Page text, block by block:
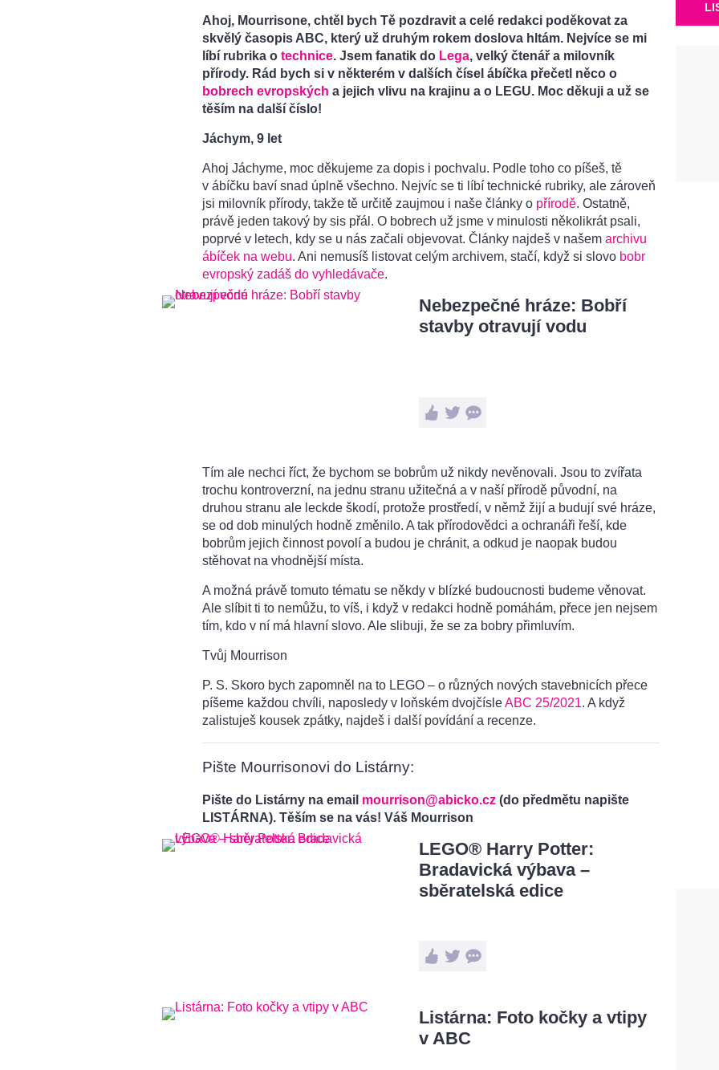
Ahoj, Mourrisone, chtěl bych Tě pozdravit a celé redakci poděkovat za
skvělý časopis ABC, který už druhým rokem doslova hltám. Nejvíce se mi
líbí rubrika o technice. Jsem fanatik do Lega, velký čtenář a milovník
přírody. Rád bych si v některém v dalších čísel ábíčka přečetl něco o
bobrech evropských a jejich vlivu na krajinu a o LEGU. Moc děkuji a už se
těším na další číslo!
Jáchym, 9 let
Ahoj Jáchyme, moc děkujeme za dopis i pochvalu. Podle toho co píšeš, tě
v ábíčku baví snad úplně všechno. Nejvíc se ti líbí technické rubriky, ale zároveň
jsi milovník přírody, takže tě určitě zaujmou i naše články o přírodě. Ostatně,
právě jeden takový by sis přál. O bobrech už jsme v minulosti několikrát psali,
poprvé v letech, kdy se u nás začali objevovat. Články najdeš v našem archivu
ábíček na webu. Ani nemusíš listovat celým archivem, stačí, když si slovo bobr
evropský zadáš do vyhledávače.
Nebezpečné hráze: Bobří
stavby otravují vodu
Tím ale nechci říct, že bychom se bobrům už nikdy nevěnovali. Jsou to zvířata
trochu kontroverzní, na jednu stranu užitečná a v naší přírodě původní, na
druhou stranu ale leckde škodí, protože prostředí, v němž žijí a budují své hráze,
se od dob minulých hodně změnilo. A tak přírodovědci a ochranáři řeší, kde
bobrům jejich činnost povolí a budou je chránit, a odkud je naopak budou
stěhovat na vhodnější místa.
A možná právě tomuto tématu se někdy v blízké budoucnosti budeme věnovat.
Ale slíbit ti to nemůžu, to víš, i když v redakci hodně pomáhám, přece jen nejsem
tím, kdo v ní má hlavní slovo. Ale slibuji, že se za bobry přimluvím.
Tvůj Mourrison
P. S. Skoro bych zapomněl na to LEGO – o různých nových stavebnicích přece
píšeme každou chvíli, naposledy v loňském dvojčísleABC 25/2021. A když
zalistuješ kousek zpátky, najdeš i další povídání a recenze.
Pište Mourrisonovi do Listárny:
Pište do Listárny na email mourrison@abicko.cz (do předmětu napište
LISTÁRNA). Těším se na vás! Váš Mourrison
LEGO® Harry Potter:
Bradavická výbava –
sběratelská edice
Listárna: Foto kočky a vtipy
v ABC